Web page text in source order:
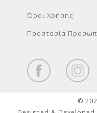
Όροι Χρήσης
Προστασία
©